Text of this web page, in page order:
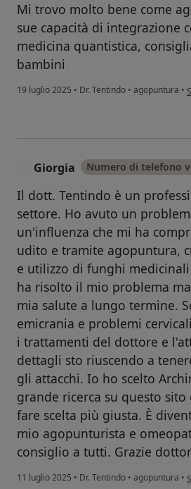
Mi trovo molto bene come
sue capacità di integrazione
medicina quantistica,
bambini
19 luglio 2025 • Dr. Tentindo • agopuntura •
Giorgia Numero di telefono
Il dott. Tentindo è un
settore. Ho avuto un
un'influenza che mi ha
udito e tramite agopuntura,
e utilizzo di funghi
ha risolto il mio problema
mia salute a lungo termine.
emicrania e problemi
i trattamenti del dottore e
dettagli sto riuscendo a
gli attacchi. Io ho scelto
grande ricerca su questo
fare scelta più giusta. È
mio agopunturista e
consiglio a tutti. Grazie
11 luglio 2025 • Dr. Tentindo • agopuntura •